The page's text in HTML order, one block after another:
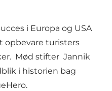
i Europa og USA
opbevare turisters
Mød stifter Jannik
i historien bag